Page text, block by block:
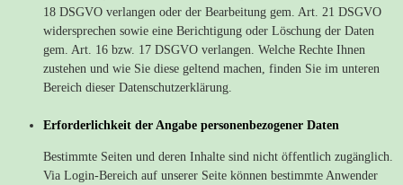
18 DSGVO verlangen oder der Bearbeitung gem. Art. 21 DSGVO
widersprechen sowie eine Berichtigung oder Löschung der Daten
gem. Art. 16 bzw. 17 DSGVO verlangen. Welche Rechte Ihnen
zustehen und wie Sie diese geltend machen, finden Sie im unteren
Bereich dieser Datenschutzerklärung.
Erforderlichkeit der Angabe personenbezogener Daten
Bestimmte Seiten und deren Inhalte sind nicht öffentlich zugänglich.
Via Login-Bereich auf unserer Seite können bestimmte Anwender